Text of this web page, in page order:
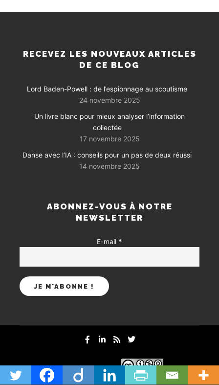
RECEVEZ LES NOUVEAUX ARTICLES
DE CE BLOG
Lord Baden-Powell : de l’espionnage au scoutisme
24 novembre 2025
Un livre blanc pour mieux analyser l’information
collectée
17 novembre 2025
Danse avec l’IA : conseils pour un pas de deux réussi
14 novembre 2025
ABONNEZ-VOUS À NOTRE
NEWSLETTER
E-mail *
mentions-legales